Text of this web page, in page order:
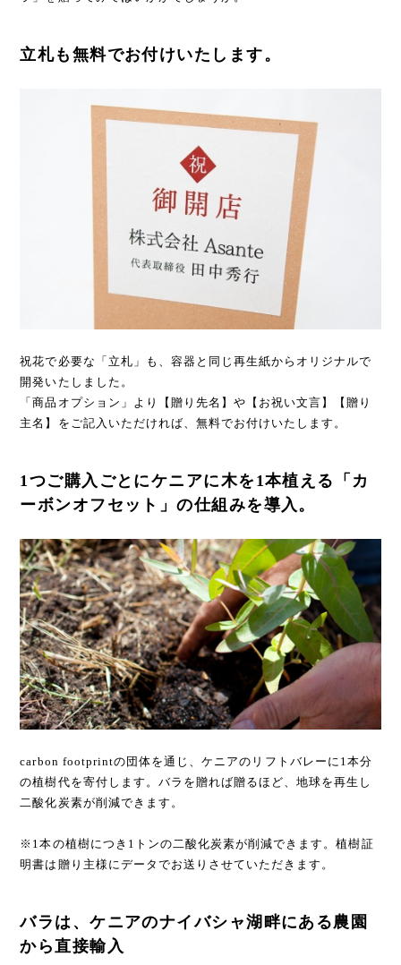
立札も無料でお付けいたします。
祝花で必要な「立札」も、容器と同じ再生紙からオリジナルで
開発いたしました。
「商品オプション」より【贈り先名】や【お祝い文言】【贈り
主名】をご記入いただければ、無料でお付けいたします。
1つご購入ごとにケニアに木を1本植える「カ
ーボンオフセット」の仕組みを導入。
carbon footprintの団体を通じ、ケニアのリフトバレーに1本分
の植樹代を寄付します。バラを贈れば贈るほど、地球を再生し
二酸化炭素が削減できます。
※1本の植樹につき1トンの二酸化炭素が削減できます。植樹証
明書は贈り主様にデータでお送りさせていただきます。
バラは、ケニアのナイバシャ湖畔にある農園
から直接輸入